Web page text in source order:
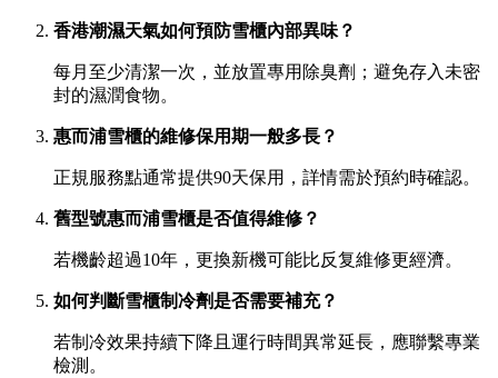
香港潮濕天氣如何預防雪櫃內部異味？
每月至少清潔一次，並放置專用除臭劑；避免存入未密
封的濕潤食物。
惠而浦雪櫃的維修保用期一般多長？
正規服務點通常提供90天保用，詳情需於預約時確認。
舊型號惠而浦雪櫃是否值得維修？
若機齡超過10年，更換新機可能比反复維修更經濟。
如何判斷雪櫃制冷劑是否需要補充？
若制冷效果持續下降且運行時間異常延長，應聯繫專業
檢測。